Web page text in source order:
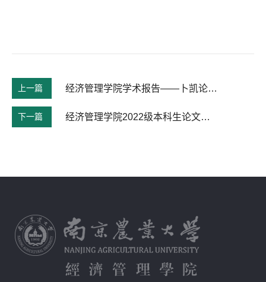
上一篇 经济管理学院学术报告——卜凯论坛•学术前沿 第365期
下一篇 经济管理学院2022级本科生论文开题通知